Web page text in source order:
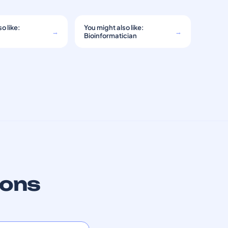
like: →
You might also like:
Bioinformatician
→